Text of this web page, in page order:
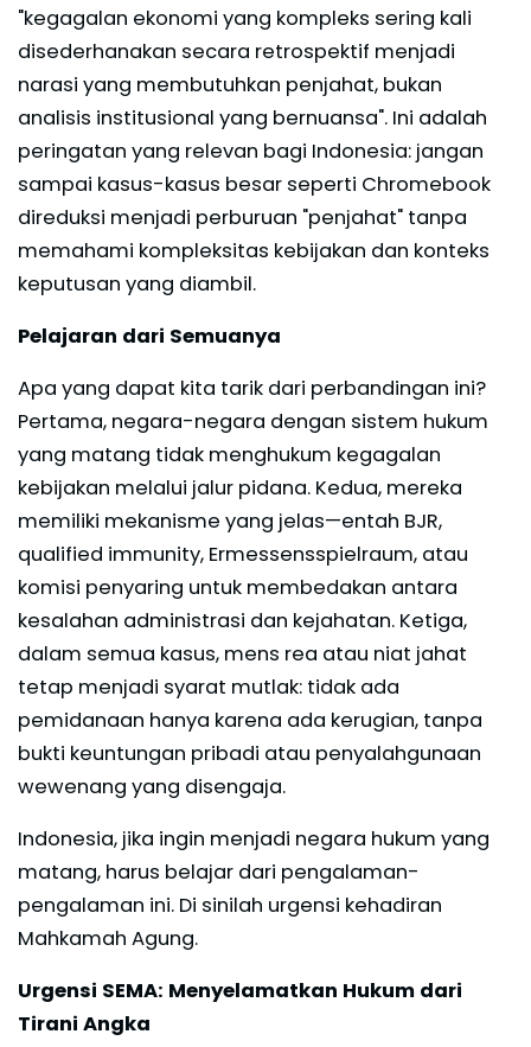
"kegagalan ekonomi yang kompleks sering kali
disederhanakan secara retrospektif menjadi
narasi yang membutuhkan penjahat, bukan
analisis institusional yang bernuansa". Ini adalah
peringatan yang relevan bagi Indonesia: jangan
sampai kasus-kasus besar seperti Chromebook
direduksi menjadi perburuan "penjahat" tanpa
memahami kompleksitas kebijakan dan konteks
keputusan yang diambil.
Pelajaran dari Semuanya
Apa yang dapat kita tarik dari perbandingan ini?
Pertama, negara-negara dengan sistem hukum
yang matang tidak menghukum kegagalan
kebijakan melalui jalur pidana. Kedua, mereka
memiliki mekanisme yang jelas—entah BJR,
qualified immunity, Ermessensspielraum, atau
komisi penyaring untuk membedakan antara
kesalahan administrasi dan kejahatan. Ketiga,
dalam semua kasus, mens rea atau niat jahat
tetap menjadi syarat mutlak: tidak ada
pemidanaan hanya karena ada kerugian, tanpa
bukti keuntungan pribadi atau penyalahgunaan
wewenang yang disengaja.
Indonesia, jika ingin menjadi negara hukum yang
matang, harus belajar dari pengalaman-
pengalaman ini. Di sinilah urgensi kehadiran
Mahkamah Agung.
Urgensi SEMA: Menyelamatkan Hukum dari
Tirani Angka